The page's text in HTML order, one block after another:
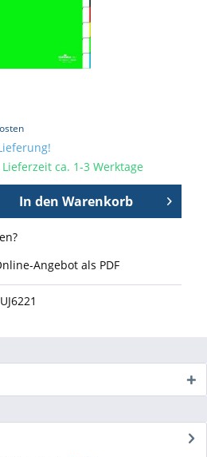
ca. 1-3 Werktage
In den Warenkorb
Angebot als PDF